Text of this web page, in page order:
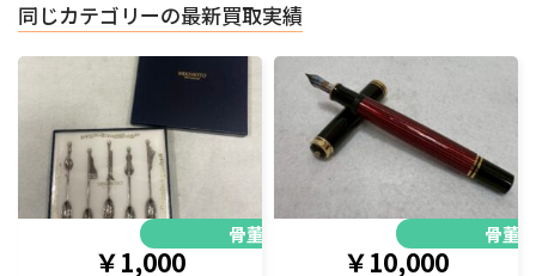
同じカテゴリーの最新買取実績
骨董品
￥1,000
骨董
￥10,000